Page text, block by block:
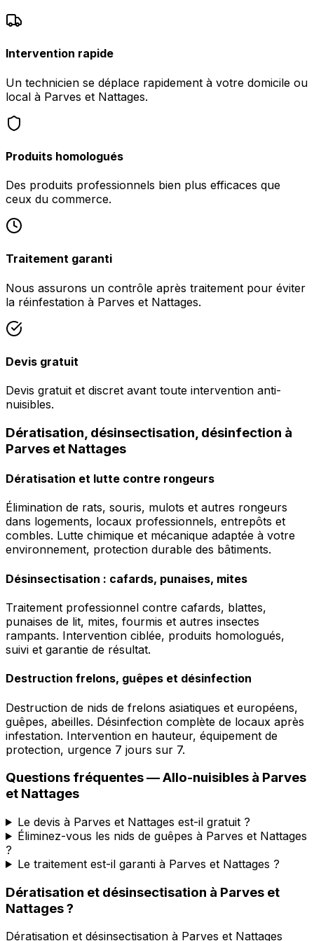
Intervention rapide
Un technicien se déplace rapidement à votre domicile ou
local à Parves et Nattages.
Produits homologués
Des produits professionnels bien plus efficaces que
ceux du commerce.
Traitement garanti
Nous assurons un contrôle après traitement pour éviter
la réinfestation à Parves et Nattages.
Devis gratuit
Devis gratuit et discret avant toute intervention anti-
nuisibles.
Dératisation, désinsectisation, désinfection à
Parves et Nattages
Dératisation et lutte contre rongeurs
Élimination de rats, souris, mulots et autres rongeurs
dans logements, locaux professionnels, entrepôts et
combles. Lutte chimique et mécanique adaptée à votre
environnement, protection durable des bâtiments.
Désinsectisation : cafards, punaises, mites
Traitement professionnel contre cafards, blattes,
punaises de lit, mites, fourmis et autres insectes
rampants. Intervention ciblée, produits homologués,
suivi et garantie de résultat.
Destruction frelons, guêpes et désinfection
Destruction de nids de frelons asiatiques et européens,
guêpes, abeilles. Désinfection complète de locaux après
infestation. Intervention en hauteur, équipement de
protection, urgence 7 jours sur 7.
Questions fréquentes —Allo-nuisibles à Parves
et Nattages
Le devis à Parves et Nattages est-il gratuit ?
Éliminez-vous les nids de guêpes à Parves et Nattages
?
Le traitement est-il garanti à Parves et Nattages ?
Dératisation et désinsectisation à Parves et
Nattages?
Dératisation et désinsectisation à Parves et Nattages